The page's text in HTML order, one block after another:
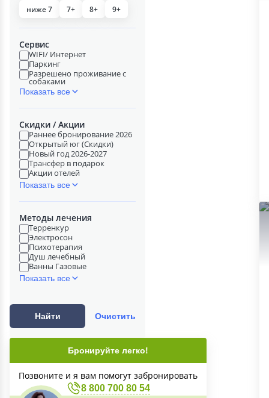
ниже 7 7+ 8+ 9+
Сервис
WIFI/ Интернет
Паркинг
Разрешено проживание с
собаками
Показать все
Скидки / Акции
Раннее бронирование 2026
Открытый юг (Скидки)
Новый год 2026-2027
Трансфер в подарок
Акции отелей
Показать все
Методы лечения
Терренкур
Электросон
Психотерапия
Душ лечебный
Ванны Газовые
Показать все
Найти Очистить
Бронируйте легко!
Позвоните и я вам помогут забронировать
8 800 700 80 54